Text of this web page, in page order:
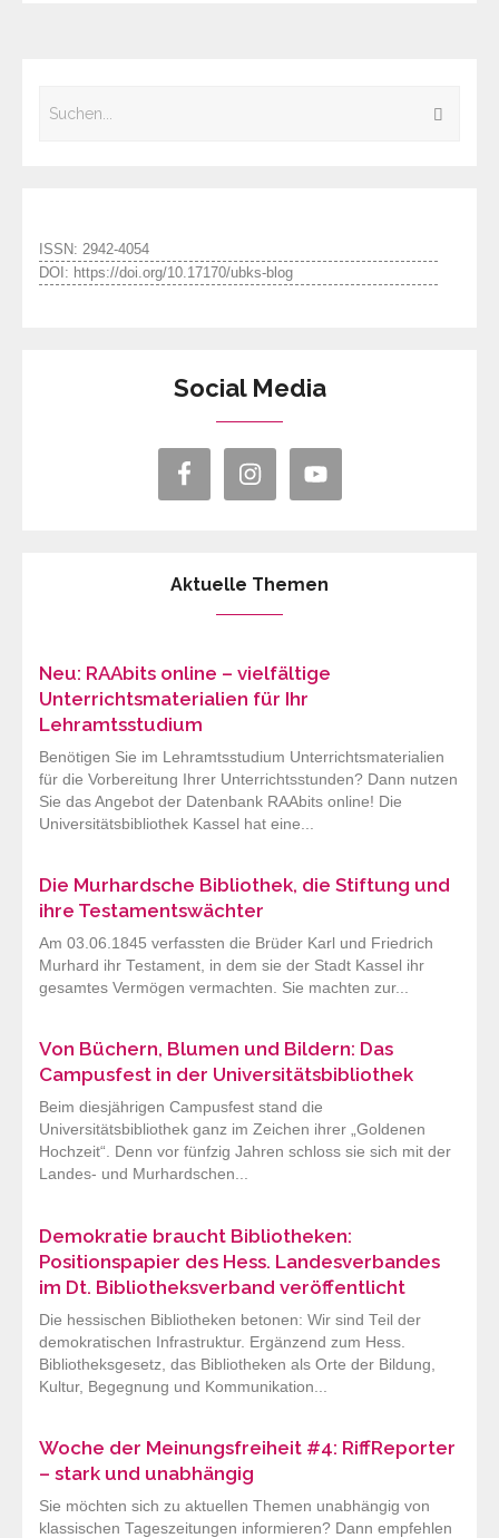
ISSN: 2942-4054
DOI: https://doi.org/10.17170/ubks-blog
Social Media
Aktuelle Themen
Neu: RAAbits online – vielfältige
Unterrichtsmaterialien für Ihr
Lehramtsstudium
Benötigen Sie im Lehramtsstudium Unterrichtsmaterialien
für die Vorbereitung Ihrer Unterrichtsstunden? Dann nutzen
Sie das Angebot der Datenbank RAAbits online! Die
Universitätsbibliothek Kassel hat eine...
Die Murhardsche Bibliothek, die Stiftung und
ihre Testamentswächter
Am 03.06.1845 verfassten die Brüder Karl und Friedrich
Murhard ihr Testament, in dem sie der Stadt Kassel ihr
gesamtes Vermögen vermachten. Sie machten zur...
Von Büchern, Blumen und Bildern: Das
Campusfest in der Universitätsbibliothek
Beim diesjährigen Campusfest stand die
Universitätsbibliothek ganz im Zeichen ihrer „Goldenen
Hochzeit“. Denn vor fünfzig Jahren schloss sie sich mit der
Landes- und Murhardschen...
Demokratie braucht Bibliotheken:
Positionspapier des Hess. Landesverbandes
im Dt. Bibliotheksverband veröffentlicht
Die hessischen Bibliotheken betonen: Wir sind Teil der
demokratischen Infrastruktur. Ergänzend zum Hess.
Bibliotheksgesetz, das Bibliotheken als Orte der Bildung,
Kultur, Begegnung und Kommunikation...
Woche der Meinungsfreiheit #4: RiffReporter
– stark und unabhängig
Sie möchten sich zu aktuellen Themen unabhängig von
klassischen Tageszeitungen informieren? Dann empfehlen